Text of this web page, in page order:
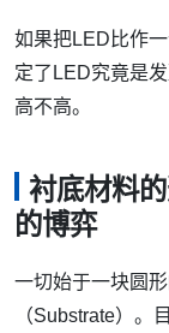
如果把LED比作
定了LED究竟是
高不高。
衬底材料
的博弈
一切始于一块圆
（Substrate）。